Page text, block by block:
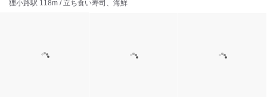
狸小路駅 118m / 立ち食い寿司、海鮮